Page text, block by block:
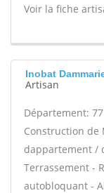
Voir la fiche
Inobat
Artisan
Département: 77
Construction de
dappartement
Terrassement -
autobloquant -